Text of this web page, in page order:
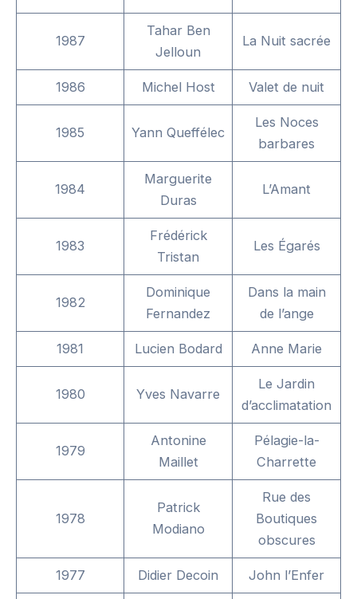
1987
Tahar Ben
Jelloun
La Nuit sacrée
1986 Michel Host Valet de nuit
1985 Yann Queffélec
Les Noces
barbares
1984
Marguerite
Duras
L’Amant
1983
Frédérick
Tristan
Les Égarés
1982
Dominique
Fernandez
Dans la main
de l’ange
1981 Lucien Bodard Anne Marie
1980 Yves Navarre
Le Jardin
d’acclimatation
1979
Antonine
Maillet
Pélagie-la-
Charrette
1978
Patrick
Modiano
Rue des
Boutiques
obscures
1977 Didier Decoin John l’Enfer